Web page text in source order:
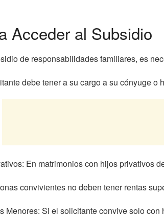
Acceder al Subsidio
de responsabilidades familiares, es
debe tener a su cargo a su cónyuge
En matrimonios con hijos privativos
convivientes no deben tener rentas
Menores: Si el solicitante convive solo